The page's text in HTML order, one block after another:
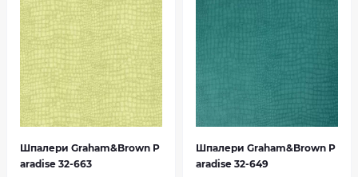
Шпалери Graham&Brown P
aradise 32-663
Шпалери Graham&Brown P
aradise 32-649